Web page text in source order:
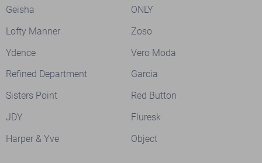
Geisha
ONLY
Lofty Manner
Zoso
Ydence
Vero Moda
Refined Department
Garcia
Sisters Point
Red Button
JDY
Fluresk
Harper & Yve
Object